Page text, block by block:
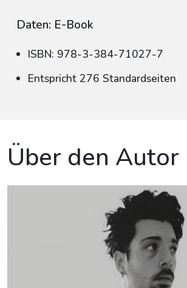
Daten: E-Book
ISBN: 978-3-384-71027-7
Entspricht 276 Standardseiten
Über den Autor